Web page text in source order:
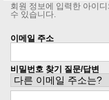
회원 정보에 입력한 아이
수 있습니다.
이메일 주소
비밀번호 찾기 질문/답변